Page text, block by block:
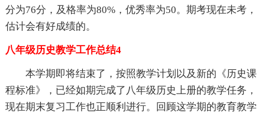
分为76分，及格率为80%，优秀率为50。期考现在未考，
估计会有好成绩的。
八年级历史教学工作总结4
本学期即将结束了，按照教学计划以及新的《历史课
程标准》，已经如期完成了八年级历史上册的教学任务，
现在期末复习工作也正顺利进行。回顾这学期的教育教学